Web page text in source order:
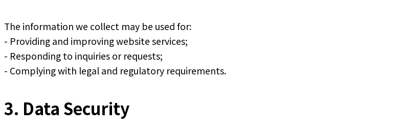
The information we collect may be used for:
- Providing and improving website services;
- Responding to inquiries or requests;
- Complying with legal and regulatory requirements.
3. Data Security